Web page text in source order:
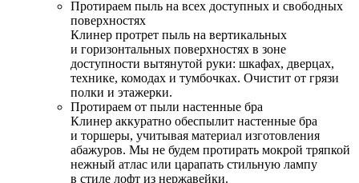
Протираем пыль на всех доступных и свободных
поверхностях
Клинер протрет пыль на вертикальных
и горизонтальных поверхностях в зоне
доступности вытянутой руки: шкафах, дверцах,
технике, комодах и тумбочках. Очистит от грязи
полки и этажерки.
Протираем от пыли настенные бра
Клинер аккуратно обеспылит настенные бра
и торшеры, учитывая материал изготовления
абажуров. Мы не будем протирать мокрой тряпкой
нежный атлас или царапать стильную лампу
в стиле лофт из нержавейки.